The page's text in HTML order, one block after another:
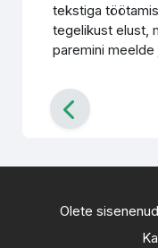
tekstiga
tegelikust elust,
paremini
Olete